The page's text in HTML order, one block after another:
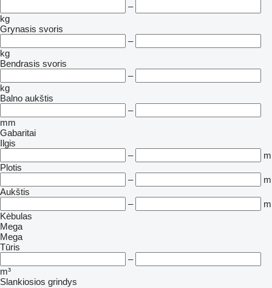
–
kg
Grynasis svoris
–
kg
Bendrasis svoris
–
kg
Balno aukštis
–
mm
Gabaritai
Ilgis
–
m
Plotis
–
m
Aukštis
–
m
Kėbulas
Mega
Mega
Tūris
–
m³
Slankiosios grindys